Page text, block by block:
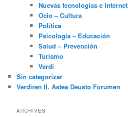
Nuevas tecnologías e internet
Ocio – Cultura
Política
Psicología – Educación
Salud – Prevención
Turismo
Verdi
Sin categorizar
Verdiren II. Astea Deusto Forumen
ARCHIVES